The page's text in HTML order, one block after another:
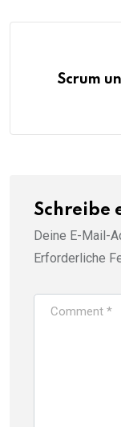
Scrum
Schreibe
Deine E-Mail-
Erforderliche